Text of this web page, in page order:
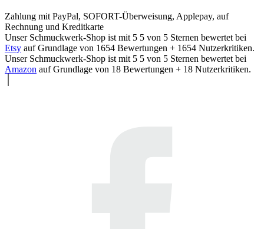
Zahlung mit PayPal, SOFORT-Überweisung, Applepay, auf
Rechnung und Kreditkarte
Unser Schmuckwerk-Shop ist mit 5 5 von 5 Sternen bewertet bei
Etsy auf Grundlage von 1654 Bewertungen + 1654 Nutzerkritiken.
Unser Schmuckwerk-Shop ist mit 5 5 von 5 Sternen bewertet bei
Amazon auf Grundlage von 18 Bewertungen + 18 Nutzerkritiken.